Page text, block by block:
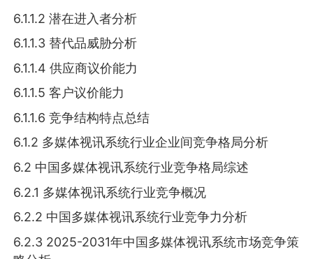
6.1.1.2 潜在进入者分析
6.1.1.3 替代品威胁分析
6.1.1.4 供应商议价能力
6.1.1.5 客户议价能力
6.1.1.6 竞争结构特点总结
6.1.2 多媒体视讯系统行业企业间竞争格局分析
6.2 中国多媒体视讯系统行业竞争格局综述
6.2.1 多媒体视讯系统行业竞争概况
6.2.2 中国多媒体视讯系统行业竞争力分析
6.2.3 2025-2031年中国多媒体视讯系统市场竞争策